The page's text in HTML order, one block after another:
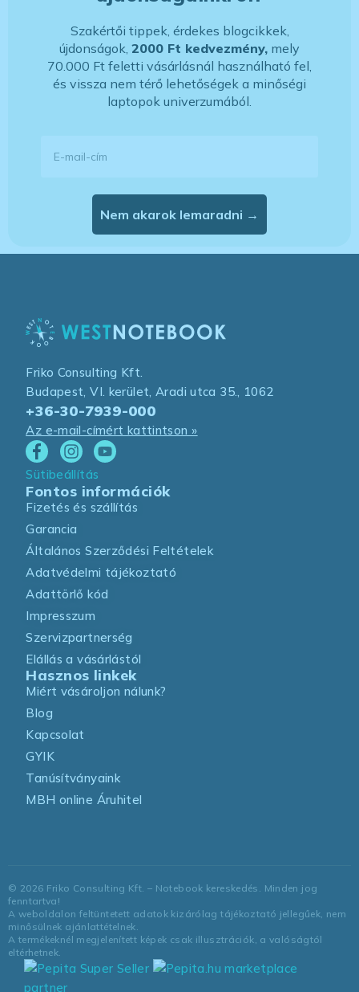
Szakértői tippek, érdekes blogcikkek,
újdonságok, 2000 Ft kedvezmény, mely
70.000 Ft feletti vásárlásnál használható fel,
és vissza nem térő lehetőségek a minőségi
laptopok univerzumából.
Nem akarok lemaradni →
Friko Consulting Kft.
Budapest, VI. kerület, Aradi utca 35., 1062
+36-30-7939-000
Az e-mail-címért kattintson »
Sütibeállítás
Fontos információk
Fizetés és szállítás
Garancia
Általános Szerződési Feltételek
Adatvédelmi tájékoztató
Adattörlő kód
Impresszum
Szervizpartnerség
Elállás a vásárlástól
Hasznos linkek
Miért vásároljon nálunk?
Blog
Kapcsolat
GYIK
Tanúsítványaink
MBH online Áruhitel
© 2026 Friko Consulting Kft. – Notebook kereskedés. Minden jog
fenntartva!
A weboldalon feltüntetett adatok kizárólag tájékoztató jellegűek, nem
minősülnek ajánlattételnek.
A termékeknél megjelenített képek csak illusztrációk, a valóságtól
eltérhetnek.
marketplace
partner